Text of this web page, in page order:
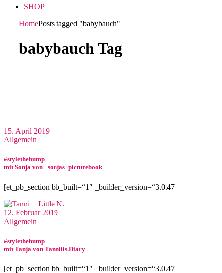
SHOP
HomePosts tagged "babybauch"
babybauch Tag
15. April 2019
Allgemein
#stylethebump
mit Sonja von _sonjas_picturebook
[et_pb_section bb_built=“1″ _builder_version=“3.0.47
12. Februar 2019
Allgemein
#stylethebump
mit Tanja von Tanniiis.Diary
[et_pb_section bb_built=“1″ _builder_version=“3.0.47